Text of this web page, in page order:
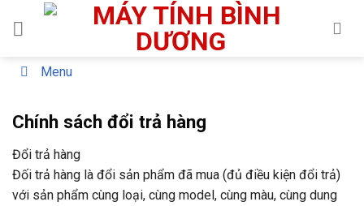
Menu
Chính sách đổi trả hàng
Đổi trả hàng
Đối trả hàng là đổi sản phẩm đã mua (đủ điều kiện đổi trả)
với sản phẩm cùng loại, cùng model, cùng màu, cùng dung